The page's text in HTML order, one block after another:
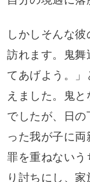
しかしそんな
訪れます。鬼舞
てあげよう。
えました。鬼
でしたが、日
った我が子に
罪を重ねないう
り討ちにし、家